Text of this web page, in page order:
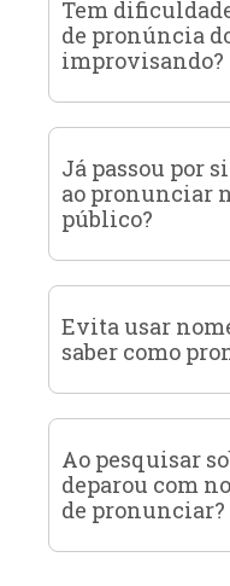
Tem
de pronúncia
improvisando?
Já passou por
ao pronunciar
público?
Evita usar
saber como
Ao pesquisar
deparou com
de pronunciar?